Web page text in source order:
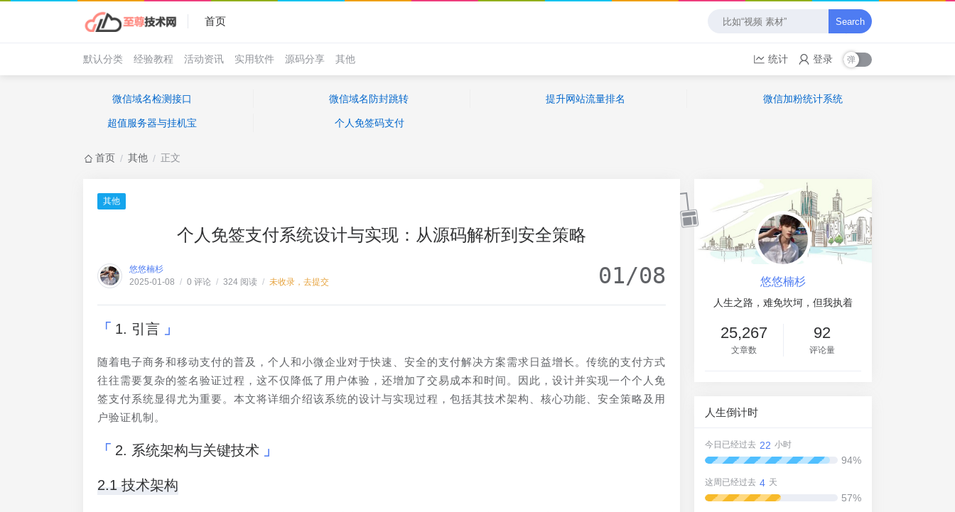
首页 Search
默认分类 经验教程 活动资讯 实用软件 源码分享 其他 统计 登录
微信域名检测接口 微信域名防封跳转 提升网站流量排名 微信加粉统计系统
超值服务器与挂机宝 个人免签码支付
首页 / 其他 / 正文
其他
个人免签支付系统设计与实现：从源码解析到安全策略
悠悠楠杉
2025-01-08 / 0 评论 / 324 阅读 / 未收录，去提交 01/08
1. 引言
随着电子商务和移动支付的普及，个人和小微企业对于快速、安全的支付解决方案需求日益增长。传统的支付方式
往往需要复杂的签名验证过程，这不仅降低了用户体验，还增加了交易成本和时间。因此，设计并实现一个个人免
签支付系统显得尤为重要。本文将详细介绍该系统的设计与实现过程，包括其技术架构、核心功能、安全策略及用
户验证机制。
2. 系统架构与关键技术
2.1 技术架构
悠悠楠杉
人生之路，难免坎坷，但我执着
25,267
文章数
92
评论量
人生倒计时
今日已经过去 22 小时
94%
这周已经过去 4 天
57%